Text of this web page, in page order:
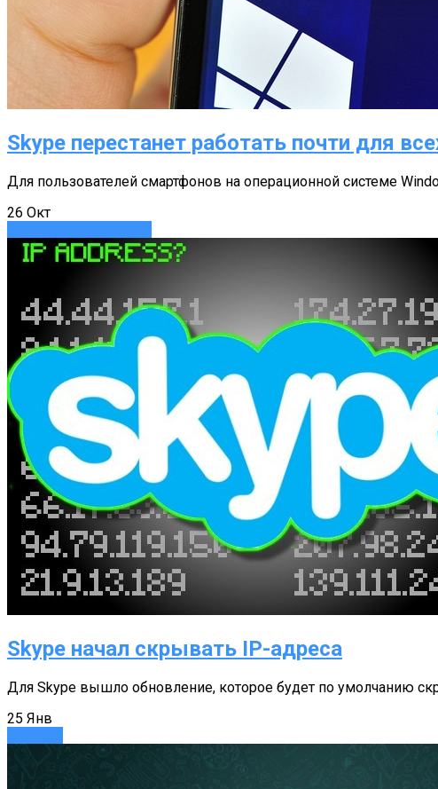
Skype перестанет работать почти для
Для пользователей смартфонов на операционной системе
26 Окт
Skype начал скрывать IP-адреса
Для Skype вышло обновление, которое будет по умолчанию
25 Янв